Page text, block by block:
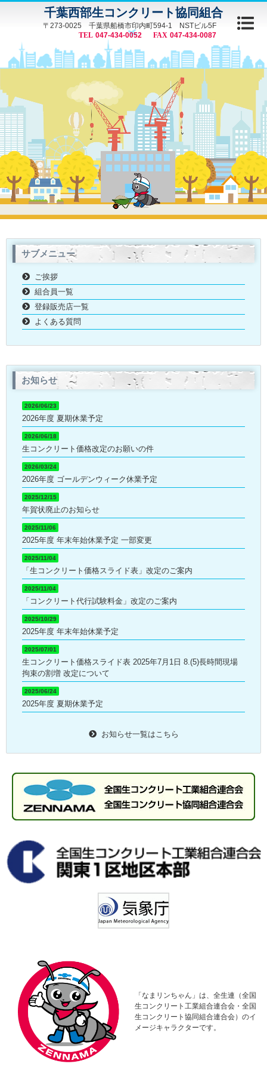
千葉西部生コンクリート協同組合
〒273-0025 千葉県船橋市印内町594-1 NSTビル5F
047-434-0052
047-434-0087
サブメニュー
ご挨拶
組合員一覧
登録販売店一覧
よくある質問
お知らせ
2026/06/23
2026年度 夏期休業予定
2026/06/18
生コンクリート価格改定のお願いの件
2026/03/24
2026年度 ゴールデンウィーク休業予定
2025/12/15
年賀状廃止のお知らせ
2025/11/06
2025年度 年末年始休業予定 一部変更
2025/11/04
「生コンクリート価格スライド表」改定のご案内
2025/11/04
「コンクリート代行試験料金」改定のご案内
2025/10/29
2025年度 年末年始休業予定
2025/07/01
生コンクリート価格スライド表 2025年7月1日 8.(5)長時間現場
拘束の割増 改定について
2025/06/24
2025年度 夏期休業予定
お知らせ一覧はこちら
「なまリンちゃん」は、全生連（全国
生コンクリート工業組合連合会・全国
生コンクリート協同組合連合会）のイ
メージキャラクターです。